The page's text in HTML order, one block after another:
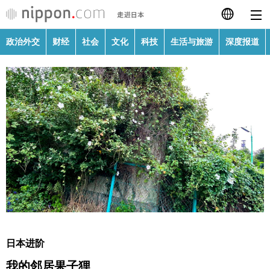
日本語
繁體字
Français
Español
العربية
政治外交
财经
社会
政治外交 财经 社会 文化 科技 生活与旅游 深度报道
日本进阶
我的邻居果子狸